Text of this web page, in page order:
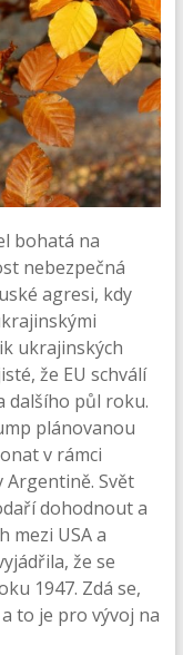
bohatá na
nebezpečná
agresi, kdy
ukrajinských
že EU schválí
dalšího půl roku.
plánovanou
v rámci
Svět
dohodnout a
mezi USA a
že se
1947. Zdá se,
to je pro vývoj na